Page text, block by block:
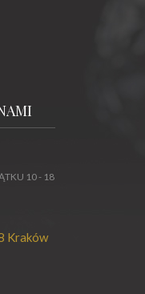
10 - 18
Kraków